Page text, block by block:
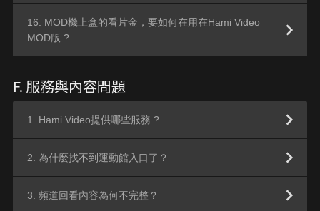
16. MOD機上盒的看片金，要如何在用在Hami Video
MOD版 ?
F. 服務與內容問題
1. Hami Video提供哪些服務 ?
2. 為什麼找不到運動館入口了？
3. 頻道回看內容為何不完整？